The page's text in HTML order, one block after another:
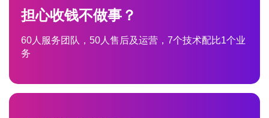
担心收钱不做事？
60人服务团队，50人售后及运营，7个技术配比1个业
务